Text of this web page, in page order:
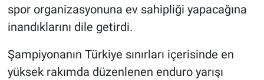
spor organizasyonuna ev sahipliği yapacağına
inandıklarını dile getirdi.
Şampiyonanın Türkiye sınırları içerisinde en
yüksek rakımda düzenlenen enduro yarışı